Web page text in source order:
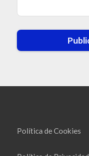
Política de Cookies